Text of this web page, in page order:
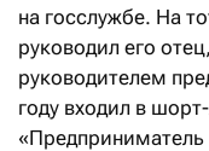
на госслужбе. На
руководил его
руководителем
году входил в
«Предприниматель